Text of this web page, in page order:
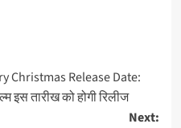
Christmas Release Date:
इस तारीख को होगी रिलीज
Next: